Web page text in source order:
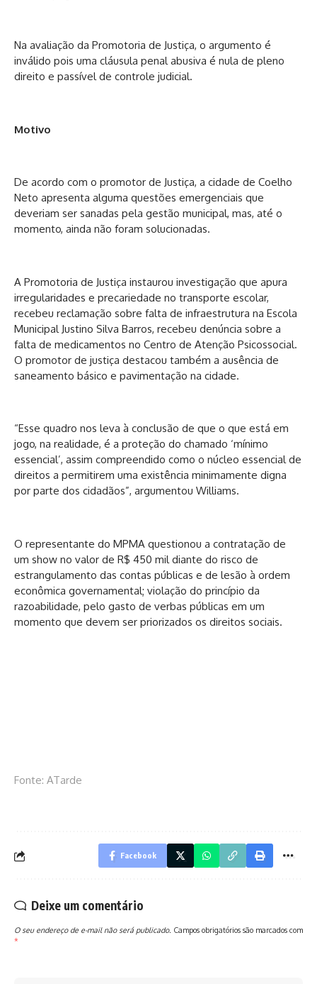
Na avaliação da Promotoria de Justiça, o argumento é
inválido pois uma cláusula penal abusiva é nula de pleno
direito e passível de controle judicial.
Motivo
De acordo com o promotor de Justiça, a cidade de Coelho
Neto apresenta alguma questões emergenciais que
deveriam ser sanadas pela gestão municipal, mas, até o
momento, ainda não foram solucionadas.
A Promotoria de Justiça instaurou investigação que apura
irregularidades e precariedade no transporte escolar,
recebeu reclamação sobre falta de infraestrutura na Escola
Municipal Justino Silva Barros, recebeu denúncia sobre a
falta de medicamentos no Centro de Atenção Psicossocial.
O promotor de justiça destacou também a ausência de
saneamento básico e pavimentação na cidade.
“Esse quadro nos leva à conclusão de que o que está em
jogo, na realidade, é a proteção do chamado ‘mínimo
essencial’, assim compreendido como o núcleo essencial de
direitos a permitirem uma existência minimamente digna
por parte dos cidadãos”, argumentou Williams.
O representante do MPMA questionou a contratação de
um show no valor de R$ 450 mil diante do risco de
estrangulamento das contas públicas e de lesão à ordem
econômica governamental; violação do princípio da
razoabilidade, pelo gasto de verbas públicas em um
momento que devem ser priorizados os direitos sociais.
Fonte: ATarde
Facebook
Deixe um comentário
O seu endereço de e-mail não será publicado. Campos obrigatórios são marcados com
*